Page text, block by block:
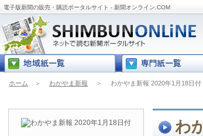
電子版新聞の販売・購読ポータルサイト - 新聞オンライン.COM
ホーム ＞ わかやま新報 ＞ わかやま新報 2020年1月18日付
わ